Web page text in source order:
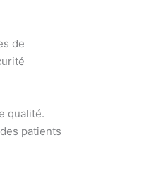
de
qualité.
patients